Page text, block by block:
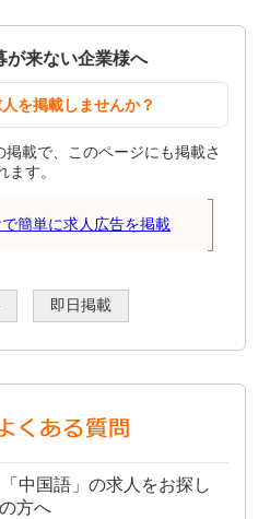
が来ない企業様へ
を掲載しませんか？
載で、このページにも掲載さ
ます。
簡単に求人広告を掲載
即日掲載
中国語」の求人をお探し
の方へ